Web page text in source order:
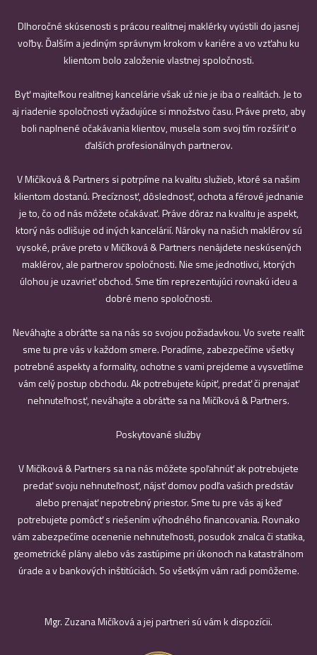
Dlhoročné skúsenosti s prácou realitnej maklérky vyústili do jasnej
voľby. Ďalším a jediným správnym krokom v kariére a vo vzťahu ku
klientom bolo založenie vlastnej spoločnosti.
Byť majiteľkou realitnej kancelárie však už nie je iba o realitách. Je to
aj riadenie spoločnosti vyžadujúce si množstvo času. Práve preto, aby
boli naplnené očakávania klientov, musela som svoj tím rozšíriť o
ďalších profesionálnych partnerov.
V Mičíková & Partners si potrpíme na kvalitu služieb, ktoré sa našim
klientom dostanú. Precíznosť, dôslednosť, ochota a férové jednanie
je to, čo od nás môžete očakávať. Práve dôraz na kvalitu je aspekt,
ktorý nás odlišuje od iných kancelárií. Nároky na našich maklérov sú
vysoké, práve preto v Mičíková & Partners nenájdete neskúsených
maklérov, ale partnerov spoločnosti. Nie sme jednotlivci, ktorých
úlohou je uzavrieť obchod. Sme tím reprezentujúci rovnakú ideu a
dobré meno spoločnosti.
Neváhajte a obráťte sa na nás so svojou požiadavkou. Vo svete realít
sme tu pre vás v každom smere. Poradíme, zabezpečíme všetky
potrebné aspekty a formality, ochotne s vami prejdeme a vysvetlíme
vám celý postup obchodu. Ak potrebujete kúpiť, predať či prenajať
nehnuteľnosť, neváhajte a obráťte sa na Mičíková & Partners.
Poskytované služby
V Mičíková & Partners sa na nás môžete spoľahnúť ak potrebujete
predať svoju nehnuteľnosť, nájsť domov podľa vašich predstáv
alebo prenajať nepotrebný priestor. Sme tu pre vás aj keď
potrebujete pomôcť s riešením výhodného financovania. Rovnako
vám zabezpečíme ocenenie nehnuteľnosti, posudok znalca či statika,
geometrické plány alebo vás zastúpime pri úkonoch na katastrálnom
úrade a v bankových inštitúciách. So všetkým vám radi pomôžeme.
Mgr. Zuzana Mičíková a jej partneri sú vám k dispozícii.